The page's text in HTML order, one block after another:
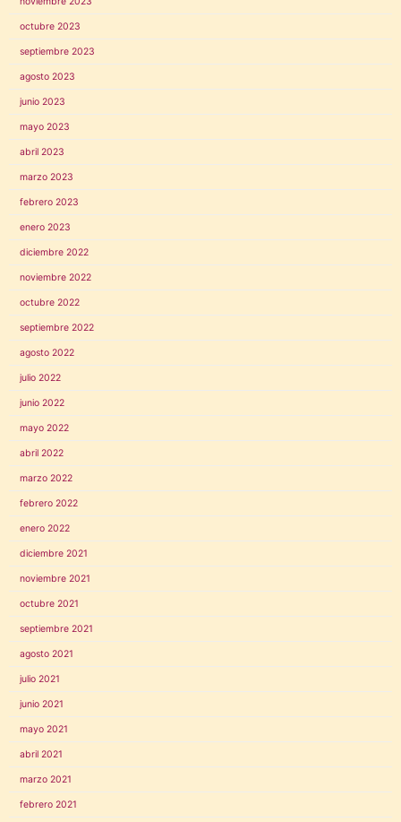
octubre 2023
septiembre 2023
agosto 2023
junio 2023
mayo 2023
abril 2023
marzo 2023
febrero 2023
enero 2023
diciembre 2022
noviembre 2022
octubre 2022
septiembre 2022
agosto 2022
julio 2022
junio 2022
mayo 2022
abril 2022
marzo 2022
febrero 2022
enero 2022
diciembre 2021
noviembre 2021
octubre 2021
septiembre 2021
agosto 2021
julio 2021
junio 2021
mayo 2021
abril 2021
marzo 2021
febrero 2021